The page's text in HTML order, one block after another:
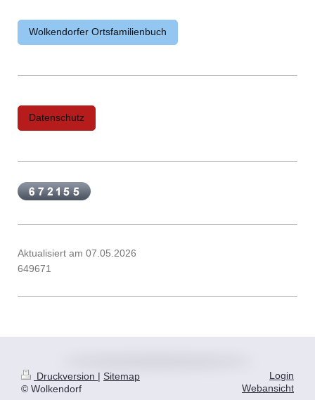
Wolkendorfer Ortsfamilienbuch
Datenschutz
Aktualisiert am 07.05.2026
649671
Druckversion
Sitemap
© Wolkendorf
Login
Webansicht